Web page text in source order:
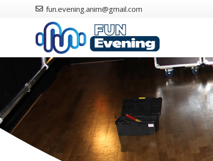
fun.evening.anim@gmail.com